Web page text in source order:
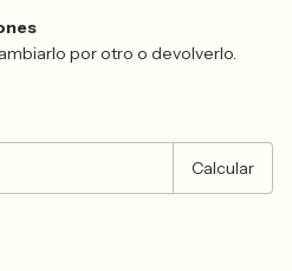
por otro o devolverlo.
Calcular